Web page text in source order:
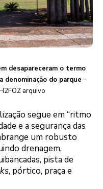
desapareceram o termo
denominação do parque –
arquivo
segue em “ritmo
e a segurança das
um robusto
drenagem,
pista de
, pórtico, praça e